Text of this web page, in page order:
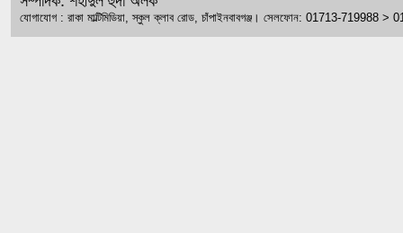
যোগাযোগ : রাকা মাল্টিমিডিয়া, স্কুল ক্লাব রোড, চাঁপাইনবাবগঞ্জ। সেলফোন: 01713-